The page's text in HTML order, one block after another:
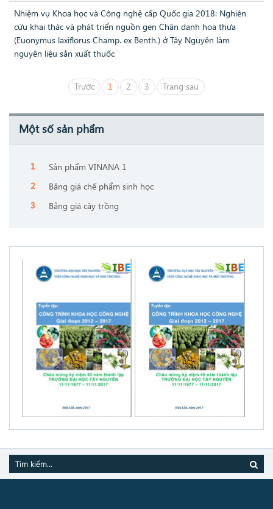
Nhiệm vụ Khoa học và Công nghệ cấp Quốc gia 2018: Nghiên
cứu khai thác và phát triển nguồn gen Chân danh hoa thưa
(Euonymus laxiflorus Champ. ex Benth.) ở Tây Nguyên làm
nguyên liệu sản xuất thuốc
Trước 1 2 3 Trang sau
Một số sản phẩm
Sản phẩm VINANA 1
Bảng giá chế phẩm sinh học
Bảng giá cây trồng